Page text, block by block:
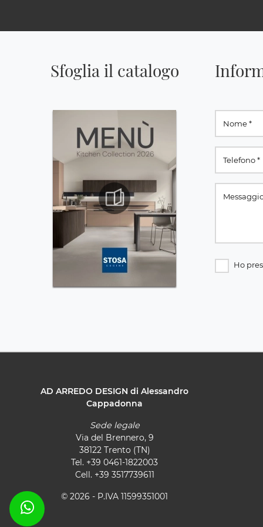
Sfoglia il catalogo
Ho
AD ARREDO DESIGN di Alessandro
Cappadonna
Sede legale
Via del Brennero, 9
38122 Trento (TN)
Tel. +39 0461-1822003
Cell. +39 3517739611
© 2026 - P.IVA 11599351001